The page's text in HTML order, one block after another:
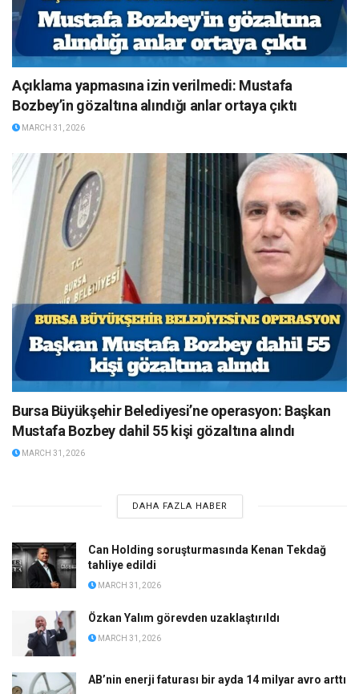
Açıklama yapmasına izin verilmedi: Mustafa
Bozbey’in gözaltına alındığı anlar ortaya çıktı
MARCH 31, 2026
Bursa Büyükşehir Belediyesi’ne operasyon: Başkan
Mustafa Bozbey dahil 55 kişi gözaltına alındı
MARCH 31, 2026
DAHA FAZLA HABER
Can Holding soruşturmasında Kenan Tekdağ
tahliye edildi
MARCH 31, 2026
Özkan Yalım görevden uzaklaştırıldı
MARCH 31, 2026
AB’nin enerji faturası bir ayda 14 milyar avro arttı